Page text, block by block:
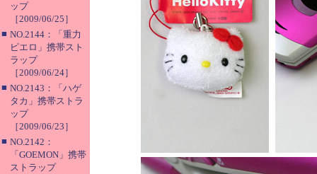
ップ
［2009/06/25］
■ NO.2144：「重力
ピエロ」携帯スト
ラップ
［2009/06/24］
■ NO.2143：「ハゲ
タカ」携帯ストラ
ップ
［2009/06/23］
■ NO.2142：
「GOEMON」携帯
ストラップ